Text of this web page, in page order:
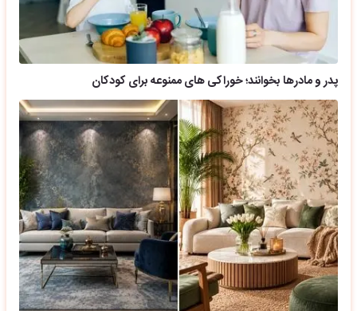
پدر و مادرها بخوانند؛ خوراکی های ممنوعه برای کودکان